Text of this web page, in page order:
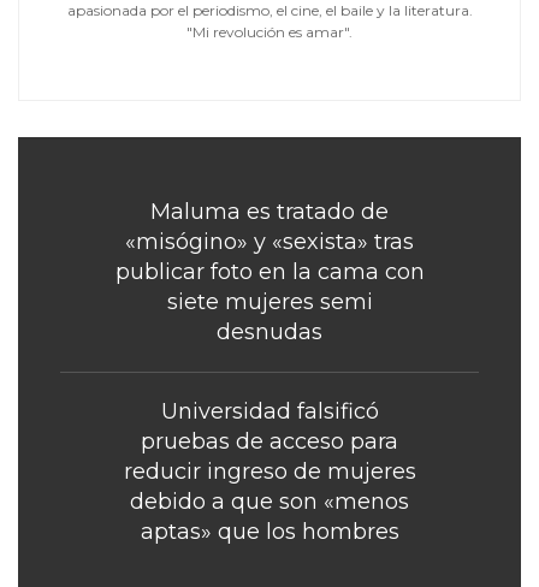
apasionada por el periodismo, el cine, el baile y la literatura.
"Mi revolución es amar".
Maluma es tratado de
«misógino» y «sexista» tras
publicar foto en la cama con
siete mujeres semi
desnudas
Universidad falsificó
pruebas de acceso para
reducir ingreso de mujeres
debido a que son «menos
aptas» que los hombres